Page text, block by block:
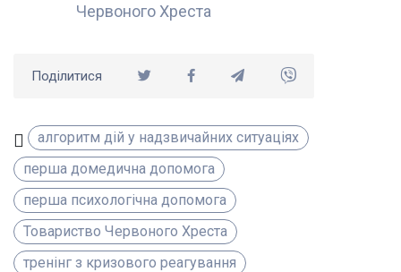
Червоного Хреста
Поділитися
алгоритм дій у надзвичайних ситуаціях
перша домедична допомога
перша психологічна допомога
Товариство Червоного Хреста
тренінг з кризового реагування